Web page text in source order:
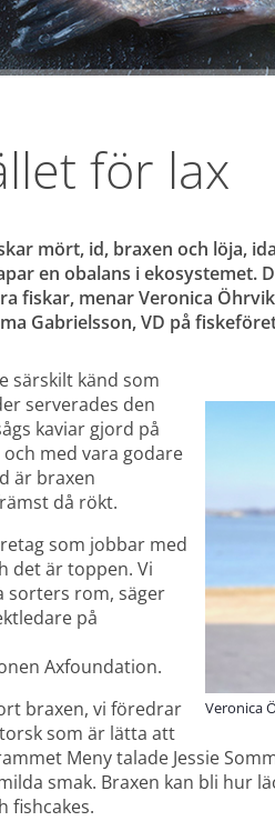
för lax
mört, id, braxen och löja,
en obalans i ekosystemet.
fiskar, menar Veronica
Gabrielsson, VD på
Veronica
särskilt känd som
serverades den
kaviar gjord på
med vara godare
är braxen
då rökt.
som jobbar med
det är toppen. Vi
sorters rom, säger
på
Axfoundation.
braxen, vi föredrar
som är lätta att
Meny talade Jessie
smak. Braxen kan bli hur
fishcakes.